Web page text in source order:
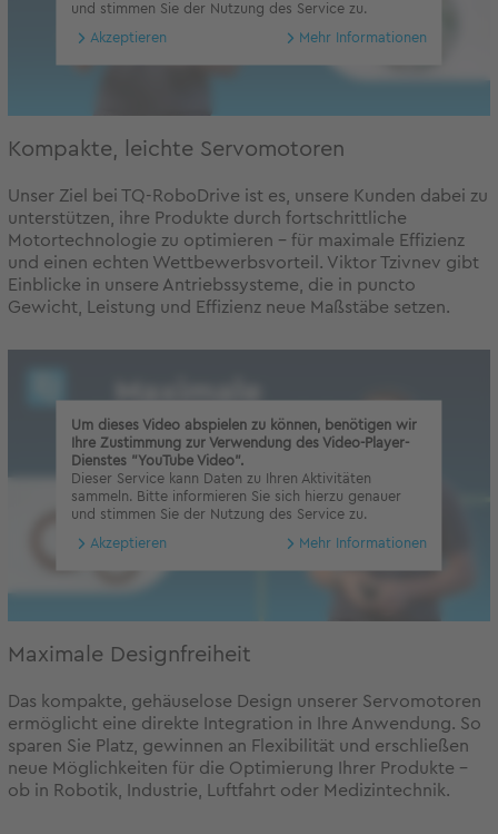
und stimmen Sie der Nutzung des Service zu.
Akzeptieren Mehr Informationen
Kompakte, leichte Servomotoren
Unser Ziel bei TQ-RoboDrive ist es, unsere Kunden dabei zu
unterstützen, ihre Produkte durch fortschrittliche
Motortechnologie zu optimieren – für maximale Effizienz
und einen echten Wettbewerbsvorteil. Viktor Tzivnev gibt
Einblicke in unsere Antriebssysteme, die in puncto
Gewicht, Leistung und Effizienz neue Maßstäbe setzen.
Um dieses Video abspielen zu können, benötigen wir
Ihre Zustimmung zur Verwendung des Video-Player-
Dienstes "YouTube Video".
Dieser Service kann Daten zu Ihren Aktivitäten
sammeln. Bitte informieren Sie sich hierzu genauer
und stimmen Sie der Nutzung des Service zu.
Akzeptieren Mehr Informationen
Maximale Designfreiheit
Das kompakte, gehäuselose Design unserer Servomotoren
ermöglicht eine direkte Integration in Ihre Anwendung. So
sparen Sie Platz, gewinnen an Flexibilität und erschließen
neue Möglichkeiten für die Optimierung Ihrer Produkte –
ob in Robotik, Industrie, Luftfahrt oder Medizintechnik.